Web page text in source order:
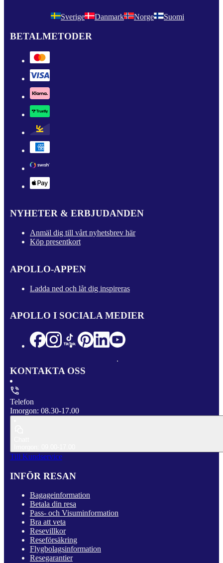
Sverige Danmark Norge Suomi
BETALMETODER
NYHETER & ERBJUDANDEN
Anmäl dig till vårt nyhetsbrev här
Köp presentkort
APOLLO-APPEN
Ladda ned och låt dig inspireras
APOLLO I SOCIALA MEDIER
KONTAKTA OSS
Telefon
Imorgon: 08.30-17.00
Till Kundservice
INFÖR RESAN
Bagageinformation
Betala din resa
Pass- och Visuminformation
Bra att veta
Resevillkor
Reseförsäkring
Flygbolagsinformation
Resegarantier